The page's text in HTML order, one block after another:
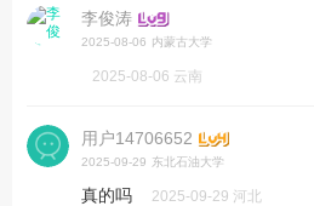
李俊涛
2025-08-06 内蒙古大学
2025-08-06 云南
用户14706652
2025-09-29 东北石油大学
2025-09-29 河北